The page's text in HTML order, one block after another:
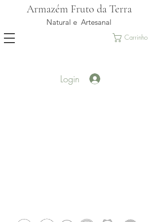
Armazém Fruto da Terra
Natural e Artesanal
Carrinho
Login